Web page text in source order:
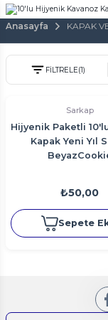
Anasayfa KAPAK
FİLTRELE(1)
Sarkap
Hijyenik Paketli
Kapak Yeni Yıl
₺50,00
Sepete